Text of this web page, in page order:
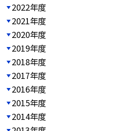
2022年度
2021年度
2020年度
2019年度
2018年度
2017年度
2016年度
2015年度
2014年度